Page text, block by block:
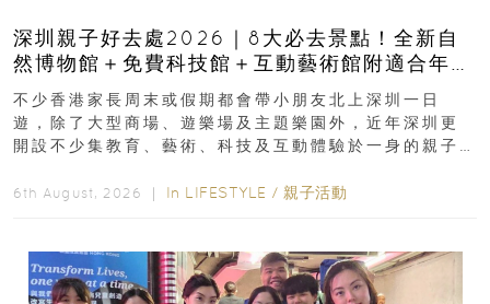
深圳親子好去處2026｜8大必去景點！全新自
然博物館＋免費科技館＋互動藝術館附適合年
齡、交通、門票、開放時間
不少香港家長周末或假期都會帶小朋友北上深圳一日
遊，除了大型商場、遊樂場及主題樂園外，近年深圳更
開設不少集教育、藝術、科技及互動體驗於一身的親子
6th August, 2026 ｜ In LIFESTYLE / 親子活動